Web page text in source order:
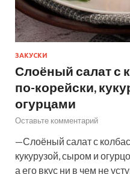
ЗАКУСКИ
Слоёный салат с
по-корейски,
огурцами
Оставьте комментарий
—Слоёный салат с
кукурузой, сыром и
а его вкус ни в чем не